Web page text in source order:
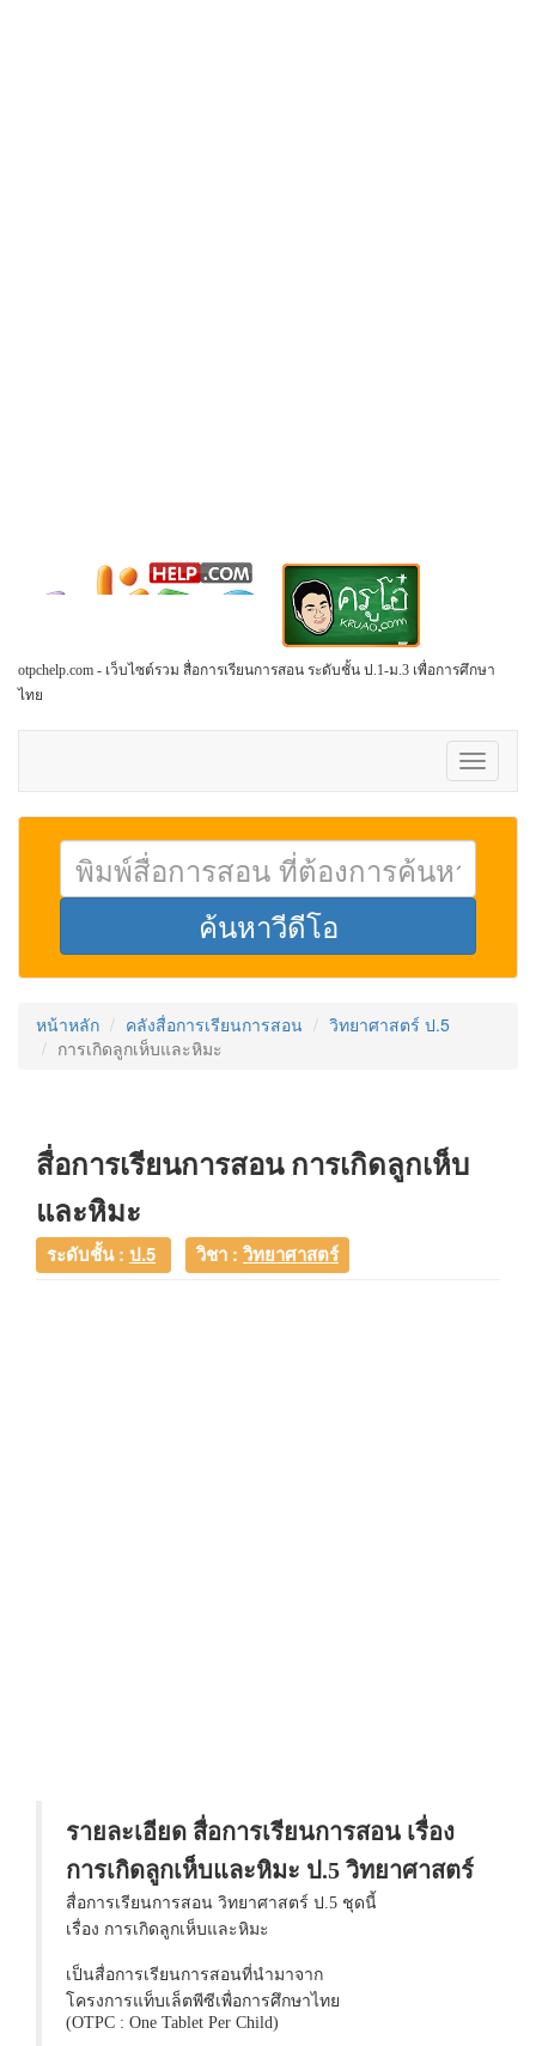
otpchelp.com - เว็บไซต์รวม สื่อการเรียนการสอน ระดับชั้น ป.1-ม.3 เพื่อการศึกษา
ไทย
Toggle
หน้าหลัก คลังสื่อการเรียนการสอน
วิทยาศาสตร์ ป.5
การเกิดลูกเห็บและหิมะ
สื่อการเรียนการสอน การเกิดลูกเห็บ
และหิมะ
ระดับชั้น : ป.5 วิชา :วิทยาศาสตร์
รายละเอียด สื่อการเรียนการสอน เรื่อง
การเกิดลูกเห็บและหิมะ ป.5 วิทยาศาสตร์
สื่อการเรียนการสอน วิทยาศาสตร์ ป.5 ชุดนี้
เรื่อง การเกิดลูกเห็บและหิมะ
เป็นสื่อการเรียนการสอนที่นำมาจาก
โครงการแท็บเล็ตพีซีเพื่อการศึกษาไทย
(OTPC : One Tablet Per Child)